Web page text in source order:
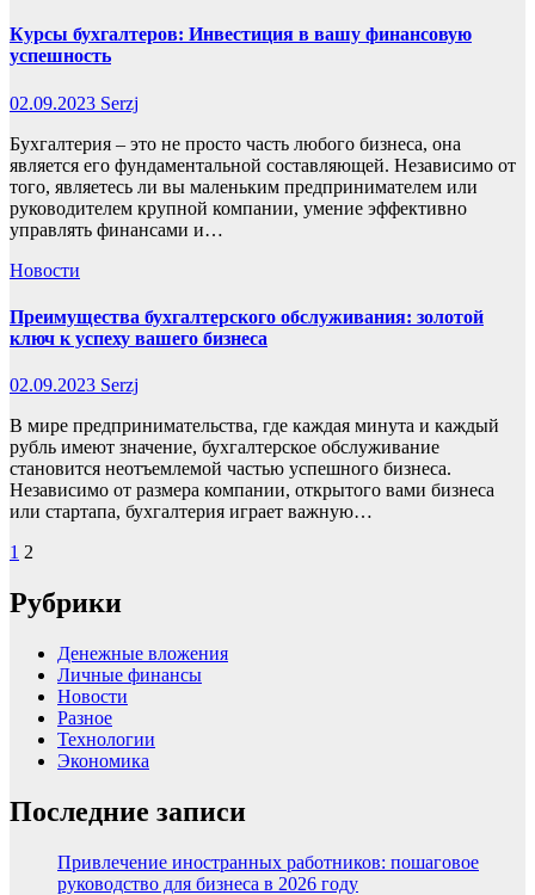
Курсы бухгалтеров: Инвестиция в вашу финансовую
успешность
02.09.2023 Serzj
Бухгалтерия – это не просто часть любого бизнеса, она
является его фундаментальной составляющей. Независимо от
того, являетесь ли вы маленьким предпринимателем или
руководителем крупной компании, умение эффективно
управлять финансами и…
Новости
Преимущества бухгалтерского обслуживания: золотой
ключ к успеху вашего бизнеса
02.09.2023 Serzj
В мире предпринимательства, где каждая минута и каждый
рубль имеют значение, бухгалтерское обслуживание
становится неотъемлемой частью успешного бизнеса.
Независимо от размера компании, открытого вами бизнеса
или стартапа, бухгалтерия играет важную…
Пагинация
записей
1 2
Рубрики
Денежные вложения
Личные финансы
Новости
Разное
Технологии
Экономика
Последние записи
Привлечение иностранных работников: пошаговое
руководство для бизнеса в 2026 году